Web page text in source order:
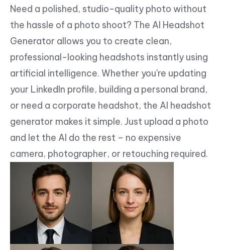
Need a polished, studio-quality photo without
the hassle of a photo shoot? The AI Headshot
Generator allows you to create clean,
professional-looking headshots instantly using
artificial intelligence. Whether you're updating
your LinkedIn profile, building a personal brand,
or need a corporate headshot, the AI headshot
generator makes it simple. Just upload a photo
and let the AI do the rest – no expensive
camera, photographer, or retouching required.